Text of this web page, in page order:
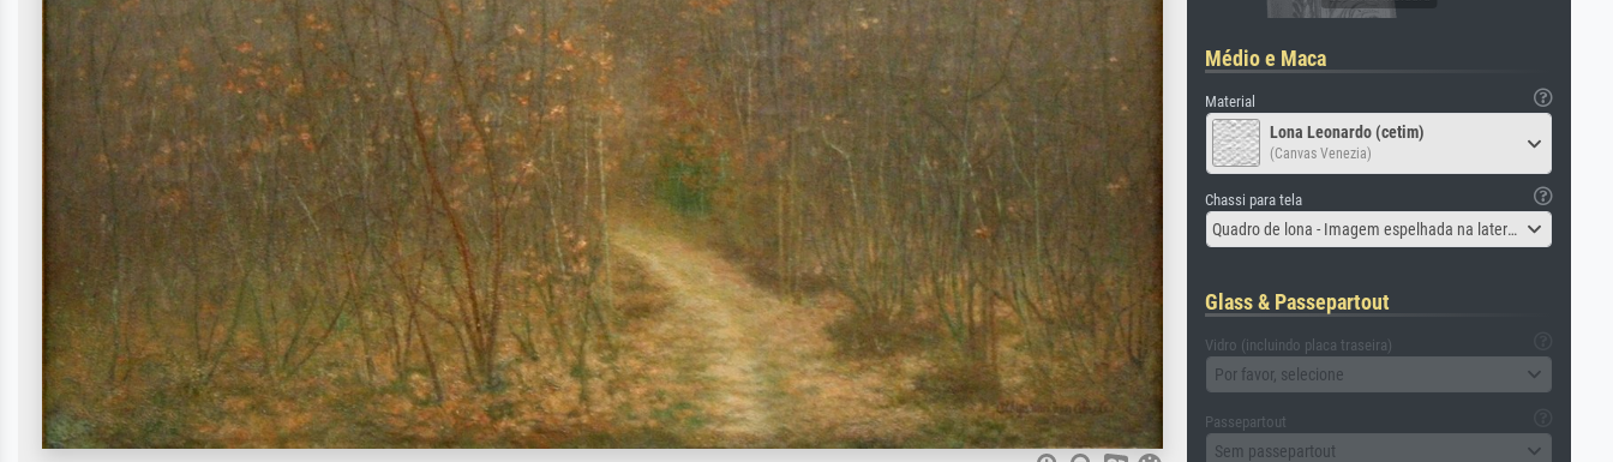
Médio e Maca
Material
Lona Leonardo (cetim)
(Canvas Venezia)
Chassi para tela
Quadro de lona - Imagem espelhada na lateral
Glass & Passepartout
Vidro (incluindo placa traseira)
Por favor, selecione
Passepartout
Sem passepartout